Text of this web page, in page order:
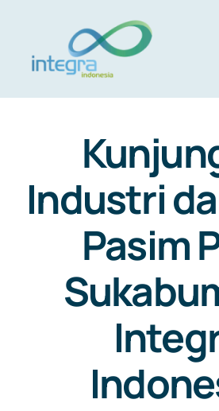
content
ABOUT US
PRODUCTS &
PORTFOLIO
CLIENTS
Industri
Pasim